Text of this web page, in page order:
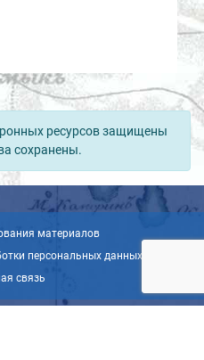
ресурсов защищены
сохранены.
материалов
персональных данных
связь